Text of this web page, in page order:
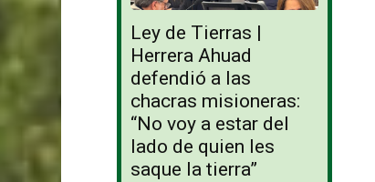
Ley de Tierras |
Herrera Ahuad
defendió a las
chacras misioneras:
“No voy a estar del
lado de quien les
saque la tierra”